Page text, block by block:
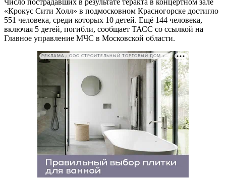
«Крокус Сити Холл» в подмосковном Красногорске достигло
551 человека, среди которых 10 детей. Ещё 144 человека,
включая 5 детей, погибли, сообщает ТАСС со ссылкой на
Главное управление МЧС в Московской области.
РЕКЛАМА • ООО СТРОИТЕЛЬНЫЙ ТОРГОВЫЙ ДОМ «ПЕТРОВИЧ». ИНН: 7802348846